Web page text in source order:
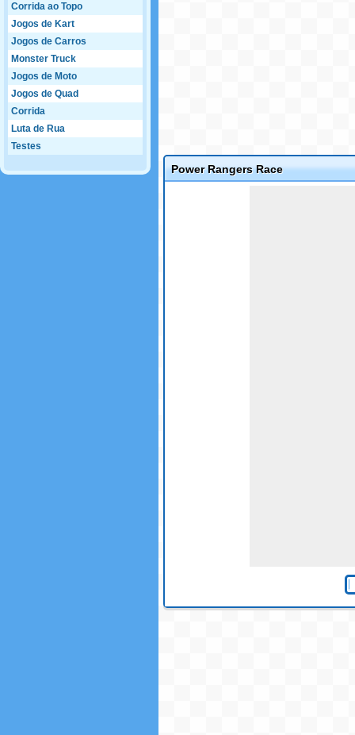
Corrida ao Topo
Jogos de Kart
Jogos de Carros
Monster Truck
Jogos de Moto
Jogos de Quad
Corrida
Luta de Rua
Testes
Power Rangers Race